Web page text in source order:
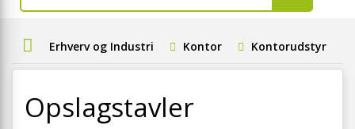
Erhverv og Industri Kontor Kontorudstyr
Opslagstavler